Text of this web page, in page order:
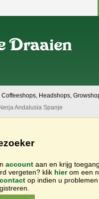
Coffeeshops, Headshops,
Nerja Andalusia Spanje
account aan en krijg
vergeten? klik hierom een
contact op indien u